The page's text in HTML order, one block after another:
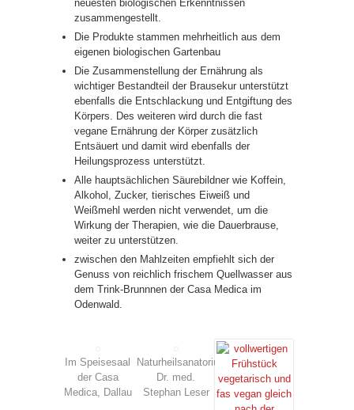
neuesten biologischen Erkenntnissen
zusammengestellt.
Die Produkte stammen mehrheitlich aus dem
eigenen biologischen Gartenbau
Die Zusammenstellung der Ernährung als
wichtiger Bestandteil der Brausekur unterstützt
ebenfalls die Entschlackung und Entgiftung des
Körpers. Des weiteren wird durch die fast
vegane Ernährung der Körper zusätzlich
Entsäuert und damit wird ebenfalls der
Heilungsprozess unterstützt.
Alle hauptsächlichen Säurebildner wie Koffein,
Alkohol, Zucker, tierisches Eiweiß und
Weißmehl werden nicht verwendet, um die
Wirkung der Therapien, wie die Dauerbrause,
weiter zu unterstützen.
zwischen den Mahlzeiten empfiehlt sich der
Genuss von reichlich frischem Quellwasser aus
dem Trink-Brunnnen der Casa Medica im
Odenwald.
Im Speisesaal
der Casa
Medica, Dallau
Naturheilsanatorium
Dr. med.
Stephan Leser